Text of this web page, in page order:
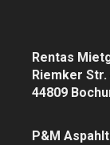
Rentas
Riemker Str.
44809
P&M